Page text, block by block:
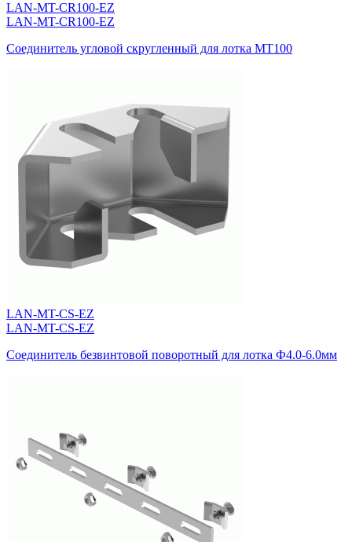
LAN-MT-CR100-EZ
LAN-MT-CR100-EZ
Соединитель угловой скругленный для лотка MT100
LAN-MT-CS-EZ
LAN-MT-CS-EZ
Соединитель безвинтовой поворотный для лотка Ф4.0-6.0мм